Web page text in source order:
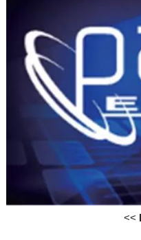
<<